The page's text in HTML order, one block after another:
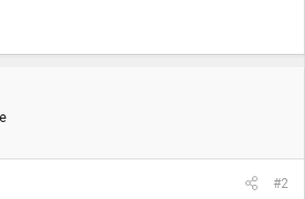
#2